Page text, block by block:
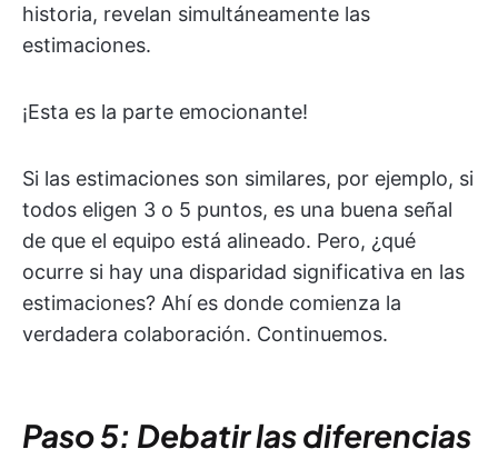
historia, revelan simultáneamente las
estimaciones.
¡Esta es la parte emocionante!
Si las estimaciones son similares, por ejemplo, si
todos eligen 3 o 5 puntos, es una buena señal
de que el equipo está alineado. Pero, ¿qué
ocurre si hay una disparidad significativa en las
estimaciones? Ahí es donde comienza la
verdadera colaboración. Continuemos.
Paso 5: Debatir las diferencias